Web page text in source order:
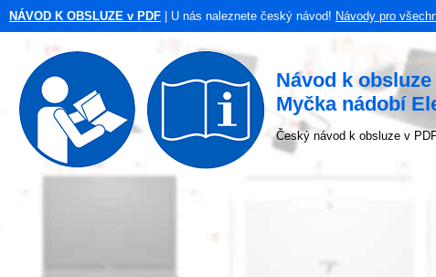
NÁVOD K OBSLUZE v PDF | U nás naleznete český návod! Návody pro
Návod k obsluze
Myčka nádobí
Český návod k obsluze v